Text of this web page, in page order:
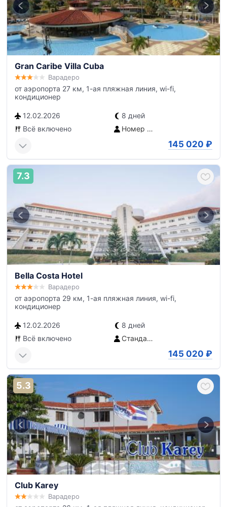
Gran Caribe Villa Cuba
Варадеро
от аэропорта 27 км, 1-ая пляжная линия, wi-fi,
кондиционер
12.02.2026
8 дней
Всё включено
Номер Modulo
145 020 ₽
7.3
Bella Costa Hotel
Варадеро
от аэропорта 29 км, 1-ая пляжная линия, wi-fi,
кондиционер
12.02.2026
8 дней
Всё включено
Стандартный номер без балкона
145 020 ₽
5.3
Club Karey
Варадеро